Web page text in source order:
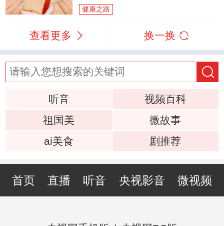
健康之路
查看更多 换一换
听音
视频百科
祖国美
微故事
ai美食
剧推荐
首页 直播 听音 央视影音 微视频